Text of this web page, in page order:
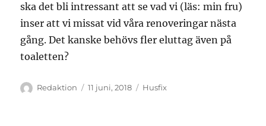
ska det bli intressant att se vad vi (läs: min fru)
inser att vi missat vid våra renoveringar nästa
gång. Det kanske behövs fler eluttag även på
toaletten?
Författare
Redaktion
Publicerat
11 juni, 2018 Kategorier
Husfix